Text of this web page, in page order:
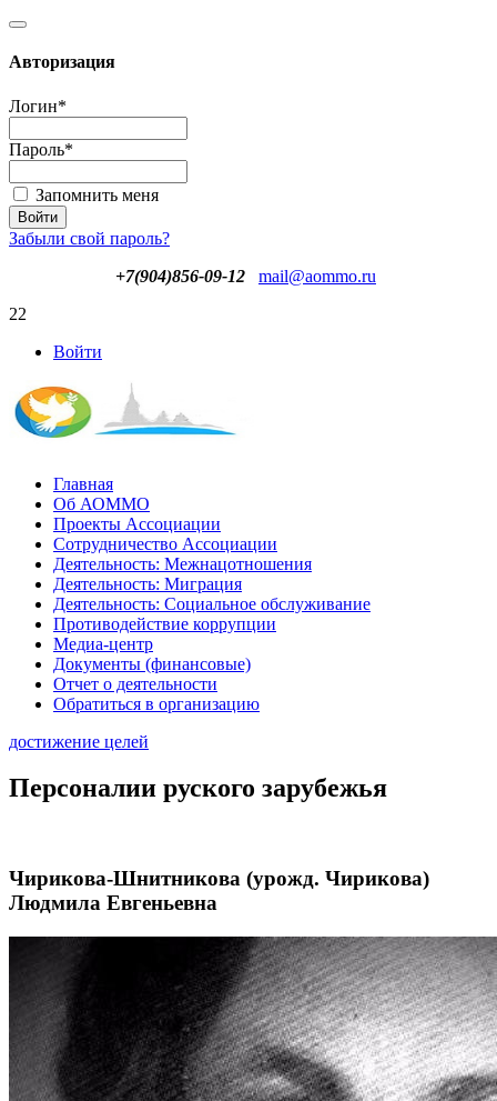
Авторизация
Логин*
Пароль*
Запомнить меня
Забыли свой пароль?
+7(904)856-09-12
mail@aommo.ru
22
Войти
Главная
Об АОММО
Проекты Ассоциации
Сотрудничество Ассоциации
Деятельность: Межнацотношения
Деятельность: Миграция
Деятельность: Социальное обслуживание
Противодействие коррупции
Медиа-центр
Документы (финансовые)
Отчет о деятельности
Обратиться в организацию
достижение целей
Персоналии руского зарубежья
Чирикова-Шнитникова (урожд. Чирикова)
Людмила Евгеньевна